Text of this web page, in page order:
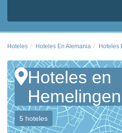
Hoteles Hoteles En Alemania Hoteles
Hoteles en
Hemelingen
5 hoteles